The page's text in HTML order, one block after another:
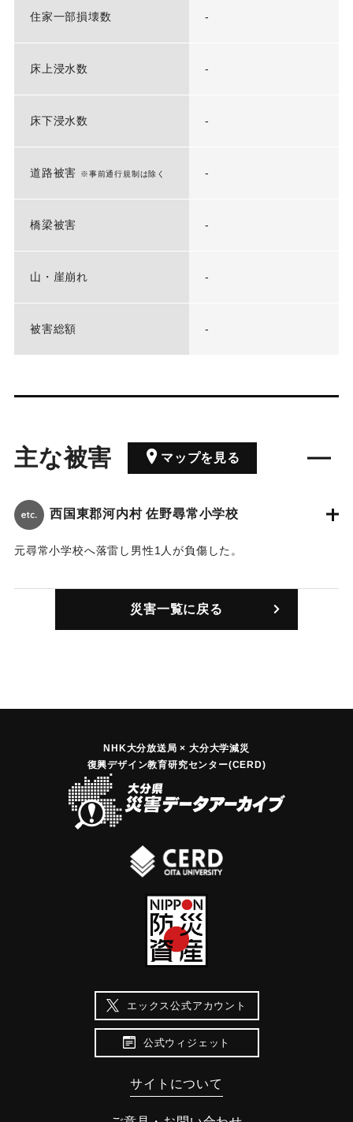
住家一部損壊数 -
床上浸水数 -
床下浸水数 -
道路被害 ※事前通行規制は除く -
橋梁被害 -
山・崖崩れ -
被害総額 -
主な被害 マップを見る
西国東郡河内村 佐野尋常小学校
元尋常小学校へ落雷し男性1人が負傷した。
｜固有コード:00230802
災害一覧に戻る
NHK大分放送局 × 大分大学減災
復興デザイン教育研究センター(CERD)
エックス公式アカウント
公式ウィジェット
サイトについて